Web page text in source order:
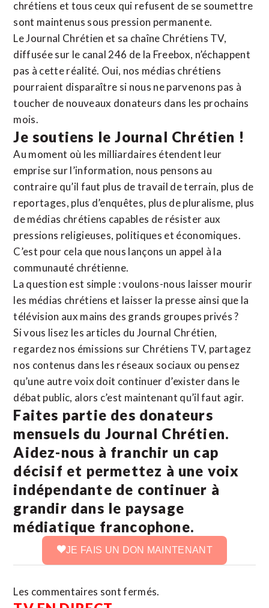
chrétiens et tous ceux qui refusent de se soumettre
sont maintenus sous pression permanente.
Le Journal Chrétien et sa chaîne Chrétiens TV,
diffusée sur le canal 246 de la Freebox, n’échappent
pas à cette réalité. Oui, nos médias chrétiens
pourraient disparaître si nous ne parvenons pas à
toucher de nouveaux donateurs dans les prochains
mois.
Je soutiens le Journal Chrétien !
Au moment où les milliardaires étendent leur
emprise sur l’information, nous pensons au
contraire qu’il faut plus de travail de terrain, plus de
reportages, plus d’enquêtes, plus de pluralisme, plus
de médias chrétiens capables de résister aux
pressions religieuses, politiques et économiques.
C’est pour cela que nous lançons un appel à la
communauté chrétienne.
La question est simple : voulons-nous laisser mourir
les médias chrétiens et laisser la presse ainsi que la
télévision aux mains des grands groupes privés ?
Si vous lisez les articles du Journal Chrétien,
regardez nos émissions sur Chrétiens TV, partagez
nos contenus dans les réseaux sociaux ou pensez
qu’une autre voix doit continuer d’exister dans le
débat public, alors c’est maintenant qu’il faut agir.
Faites partie des donateurs
mensuels du Journal Chrétien.
Aidez-nous à franchir un cap
décisif et permettez à une voix
indépendante de continuer à
grandir dans le paysage
médiatique francophone.
JE FAIS UN DON MAINTENANT
Les commentaires sont fermés.